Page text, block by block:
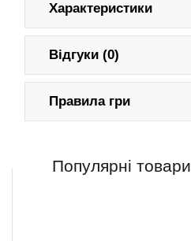
Характеристики
Відгуки (0)
Правила гри
Популярні товари